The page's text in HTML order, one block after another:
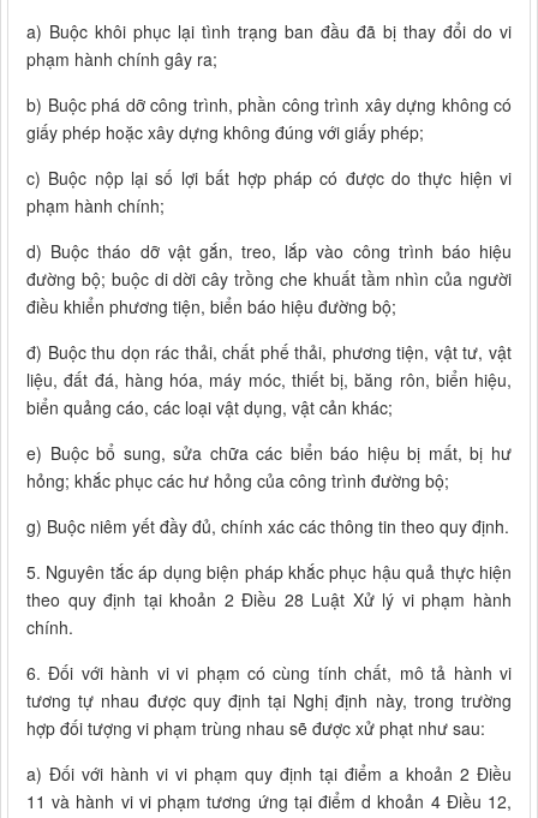
a) Buộc khôi phục lại tình trạng ban đầu đã bị thay đổi do vi
phạm hành chính gây ra;
b) Buộc phá dỡ công trình, phần công trình xây dựng không có
giấy phép hoặc xây dựng không đúng với giấy phép;
c) Buộc nộp lại số lợi bất hợp pháp có được do thực hiện vi
phạm hành chính;
d) Buộc tháo dỡ vật gắn, treo, lắp vào công trình báo hiệu
đường bộ; buộc di dời cây trồng che khuất tầm nhìn của người
điều khiển phương tiện, biển báo hiệu đường bộ;
đ) Buộc thu dọn rác thải, chất phế thải, phương tiện, vật tư, vật
liệu, đất đá, hàng hóa, máy móc, thiết bị, băng rôn, biển hiệu,
biển quảng cáo, các loại vật dụng, vật cản khác;
e) Buộc bổ sung, sửa chữa các biển báo hiệu bị mất, bị hư
hỏng; khắc phục các hư hỏng của công trình đường bộ;
g) Buộc niêm yết đầy đủ, chính xác các thông tin theo quy định.
5. Nguyên tắc áp dụng biện pháp khắc phục hậu quả thực hiện
theo quy định tại khoản 2 Điều 28 Luật Xử lý vi phạm hành
chính.
6. Đối với hành vi vi phạm có cùng tính chất, mô tả hành vi
tương tự nhau được quy định tại Nghị định này, trong trường
hợp đối tượng vi phạm trùng nhau sẽ được xử phạt như sau:
a) Đối với hành vi vi phạm quy định tại điểm a khoản 2 Điều
11 và hành vi vi phạm tương ứng tại điểm d khoản 4 Điều 12,